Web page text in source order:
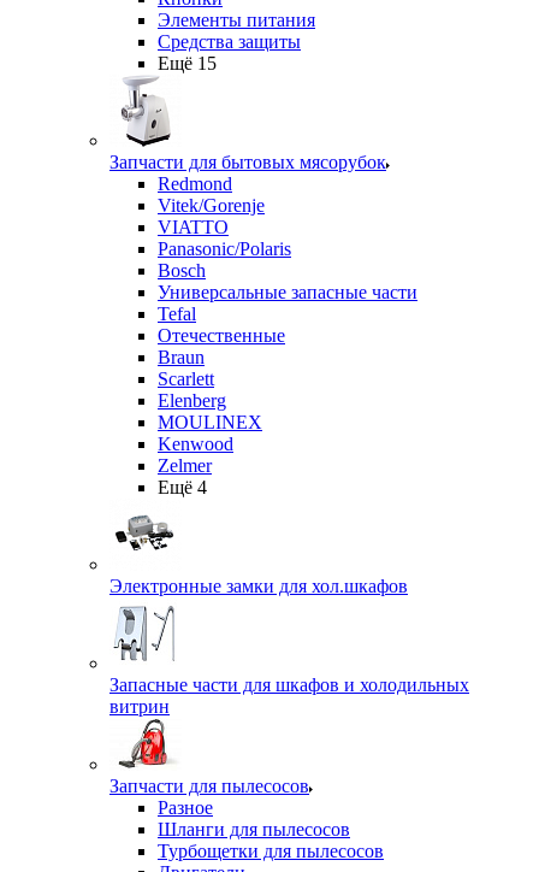
Элементы питания
Средства защиты
Ещё 15
Запчасти для бытовых мясорубок
Redmond
Vitek/Gorenje
VIATTO
Panasonic/Polaris
Bosch
Универсальные запасные части
Tefal
Отечественные
Braun
Scarlett
Elenberg
MOULINEX
Kenwood
Zelmer
Ещё 4
Электронные замки для хол.шкафов
Запасные части для шкафов и холодильных
витрин
Запчасти для пылесосов
Разное
Шланги для пылесосов
Турбощетки для пылесосов